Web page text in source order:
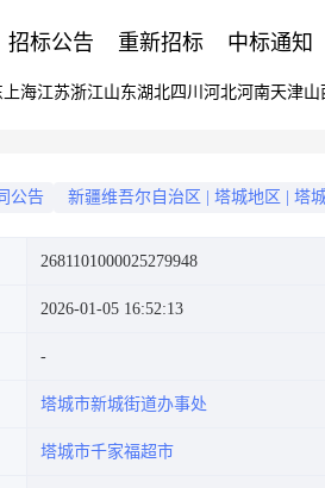
招标公告 重新招标 中标通知
上海江苏浙江山东湖北四川 河北河南天津山
公告 新疆维吾尔自治区 塔城地区 塔
2681101000025279948
2026-01-05 16:52:13
塔城市新城街道办事处
塔城市千家福超市